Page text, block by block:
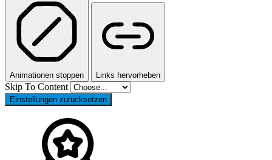
Animationen stoppen Links hervorheben
Skip To Content
Einstellungen zurücksetzen